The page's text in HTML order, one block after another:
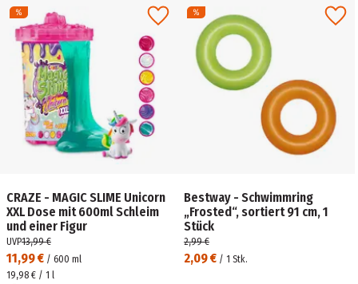
CRAZE - MAGIC SLIME Unicorn
XXL Dose mit 600ml Schleim
und einer Figur
11,99 € / 600 ml
UVP13,99 €
19,98 € / 1 l
Bestway - Schwimmring
„Frosted“, sortiert 91 cm, 1
Stück
2,09 € / 1 Stk.
2,99 €